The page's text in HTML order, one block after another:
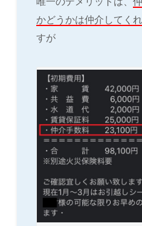
かどうかは仲介してく
すが